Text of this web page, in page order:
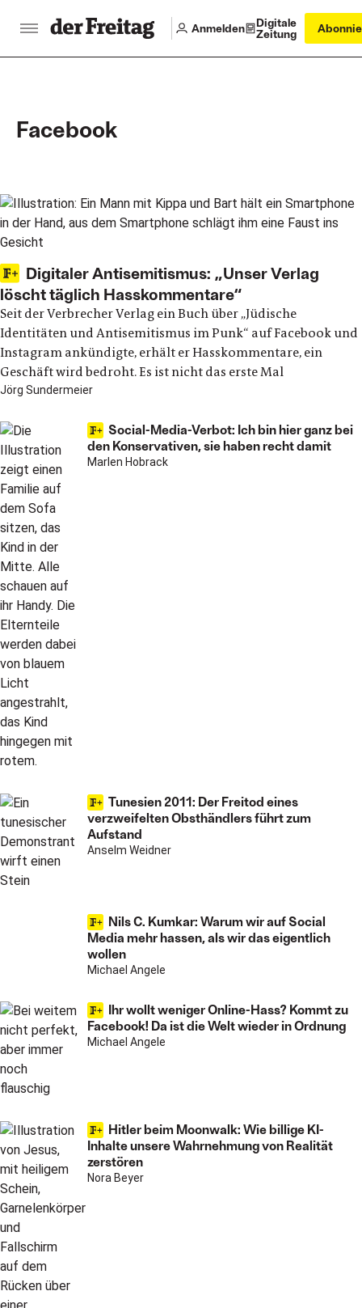
Anmelden
Digitale
Zeitung
Facebook
Main articles
Digitaler Antisemitismus: „Unser Verlag
löscht täglich Hasskommentare“
Seit der Verbrecher Verlag ein Buch über „Jüdische
Identitäten und Antisemitismus im Punk“ auf Facebook und
Instagram ankündigte, erhält er Hasskommentare, ein
Geschäft wird bedroht. Es ist nicht das erste Mal
Jörg Sundermeier
Social-Media-Verbot: Ich bin hier ganz bei
den Konservativen, sie haben recht damit
Marlen Hobrack
Tunesien 2011: Der Freitod eines
verzweifelten Obsthändlers führt zum
Aufstand
Anselm Weidner
Nils C. Kumkar: Warum wir auf Social
Media mehr hassen, als wir das eigentlich
wollen
Michael Angele
Ihr wollt weniger Online-Hass? Kommt zu
Facebook! Da ist die Welt wieder in Ordnung
Michael Angele
Hitler beim Moonwalk: Wie billige KI-
Inhalte unsere Wahrnehmung von Realität
zerstören
Nora Beyer